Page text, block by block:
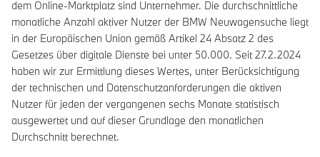
dem Online-Marktplatz sind Unternehmer. Die durchschnittliche
monatliche Anzahl aktiver Nutzer der BMW Neuwagensuche liegt
in der Europäischen Union gemäß Artikel 24 Absatz 2 des
Gesetzes über digitale Dienste bei unter 50.000. Seit 27.2.2024
haben wir zur Ermittlung dieses Wertes, unter Berücksichtigung
der technischen und Datenschutzanforderungen die aktiven
Nutzer für jeden der vergangenen sechs Monate statistisch
ausgewertet und auf dieser Grundlage den monatlichen
Durchschnitt berechnet.